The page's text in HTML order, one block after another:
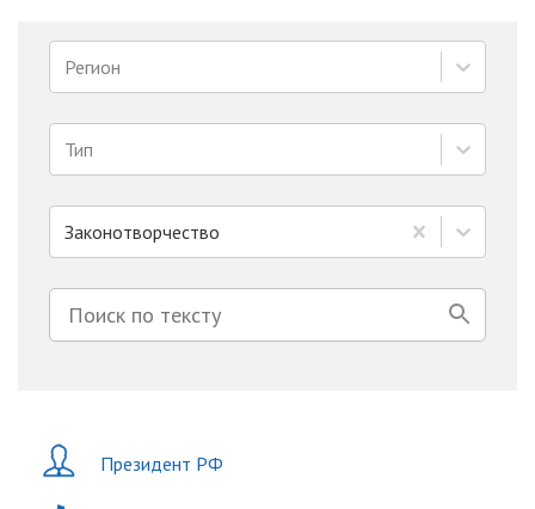
Регион
Тип
Законотворчество
Президент РФ